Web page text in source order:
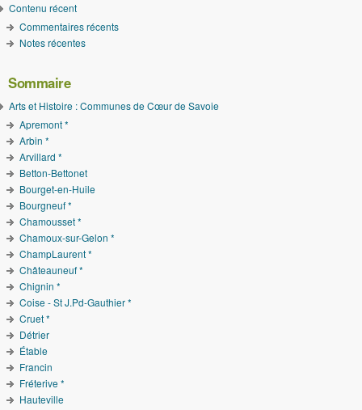
Contenu récent
Commentaires récents
Notes récentes
Sommaire
Arts et Histoire : Communes de Cœur de Savoie
Apremont *
Arbin *
Arvillard *
Betton-Bettonet
Bourget-en-Huile
Bourgneuf *
Chamousset *
Chamoux-sur-Gelon *
ChampLaurent *
Châteauneuf *
Chignin *
Coise - St J.Pd-Gauthier *
Cruet *
Détrier
Étable
Francin
Fréterive *
Hauteville